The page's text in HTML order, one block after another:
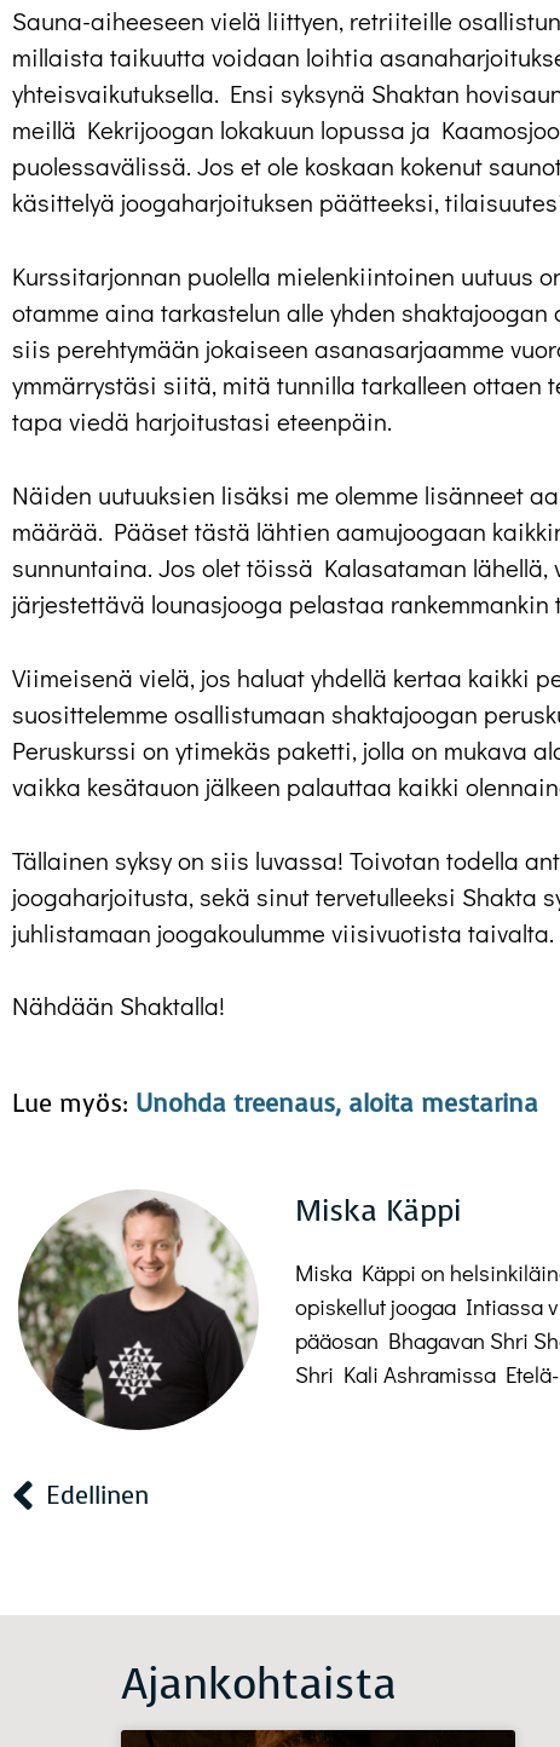
Sauna-aiheeseen vielä liittyen, retriiteille
millaista taikuutta voidaan loihtia
yhteisvaikutuksella. Ensi syksynä Shaktan
meillä Kekrijoogan lokakuun lopussa ja
puolessavälissä. Jos et ole koskaan kokenut
käsittelyä joogaharjoituksen päätteeksi,
Kurssitarjonnan puolella mielenkiintoinen uutuus
otamme aina tarkastelun alle yhden
siis perehtymään jokaiseen asanasarjaamme
ymmärrystäsi siitä, mitä tunnilla tarkalleen ottaen
tapa viedä harjoitustasi eteenpäin.
Näiden uutuuksien lisäksi me olemme lisänneet
määrää. Pääset tästä lähtien aamujoogaan
sunnuntaina. Jos olet töissä Kalasataman lähellä,
järjestettävä lounasjooga pelastaa rankemmankin
Viimeisenä vielä, jos haluat yhdellä kertaa kaikki
suosittelemme osallistumaan shaktajoogan
Peruskurssi on ytimekäs paketti, jolla on mukava
vaikka kesätauon jälkeen palauttaa kaikki
Tällainen syksy on siis luvassa! Toivotan todella
joogaharjoitusta, sekä sinut tervetulleeksi Shakta
juhlistamaan joogakoulumme viisivuotista taivalta.
Nähdään Shaktalla!
Lue myös: Unohda treenaus, aloita mestarina
Miska Käppi
Miska Käppi on
opiskellut joogaa Intiassa
pääosan Bhagavan Shri
Shri Kali Ashramissa
Edellinen
Ajankohtaista